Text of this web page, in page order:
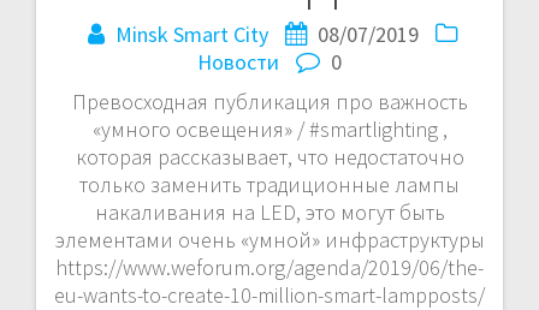
Minsk Smart City
08/07/2019
Новости
0
Превосходная публикация про важность
«умного освещения» / #smartlighting ,
которая рассказывает, что недостаточно
только заменить традиционные лампы
накаливания на LED, это могут быть
элементами очень «умной» инфраструктуры
https://www.weforum.org/agenda/2019/06/the-
eu-wants-to-create-10-million-smart-lampposts/